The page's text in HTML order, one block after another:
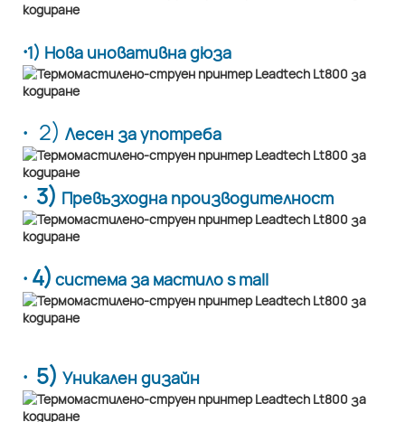
·1) Нова иновативна дюза
· 2) Лесен за употреба
· 3) Превъзходна производителност
· 4) система за мастило s mall
· 5) Уникален дизайн